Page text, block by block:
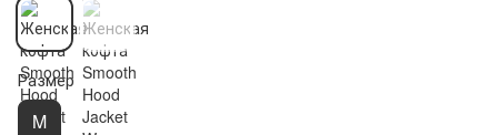
Размер
M